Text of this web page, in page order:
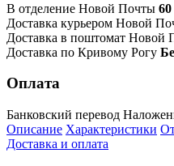
В отделение Новой Почты
Доставка курьером Новой
Доставка в поштомат Новой
Доставка по Кривому Рогу
Оплата
Банковский перевод
Описание Характеристики
Доставка и оплата